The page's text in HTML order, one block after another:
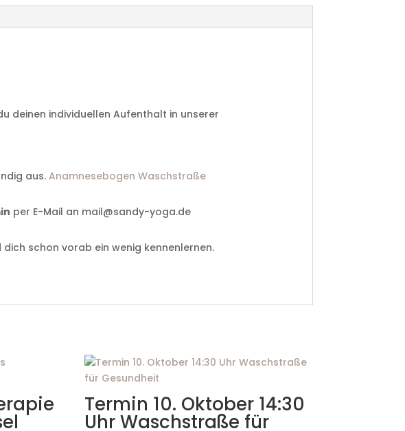
deinen individuellen Aufenthalt in unserer
aus. Anamnesebogen Waschstraße
per E-Mail an mail@sandy-yoga.de
schon vorab ein wenig kennenlernen.
Termin 10. Oktober 14:30
Uhr Waschstraße für